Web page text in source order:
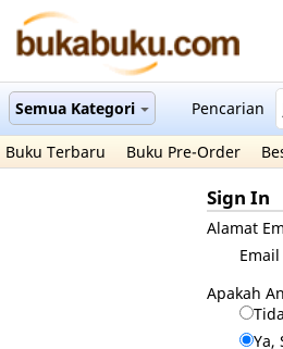
Semua Kategori Pencarian
Buku Terbaru Buku Pre-Order
Sign In
Alamat
Email
Apakah
Ya,